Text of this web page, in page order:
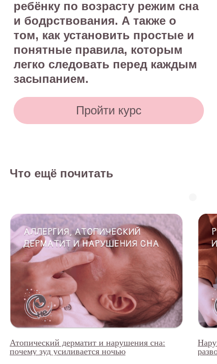
Что ещё почитать
Атопический дерматит и нарушения сна:
почему зуд усиливается ночью